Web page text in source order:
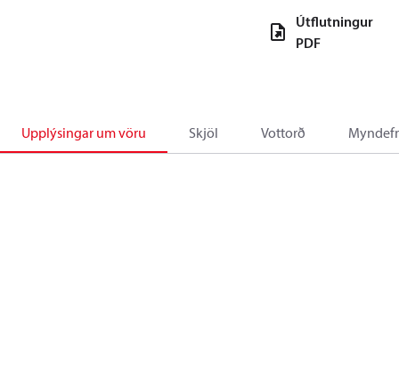
Útflutningur
PDF
Upplýsingar um vöru Skjöl Vottorð